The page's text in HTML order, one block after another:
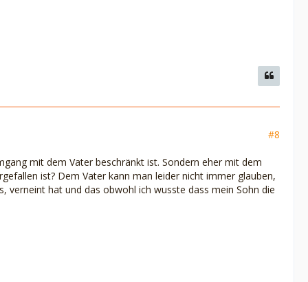
#8
mit dem Vater beschränkt ist. Sondern eher mit dem
ist? Dem Vater kann man leider nicht immer glauben,
verneint hat und das obwohl ich wusste dass mein Sohn die